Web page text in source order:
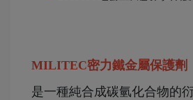
MILITEC密力鐵金屬保護劑
是一種純合成碳氫化合物的